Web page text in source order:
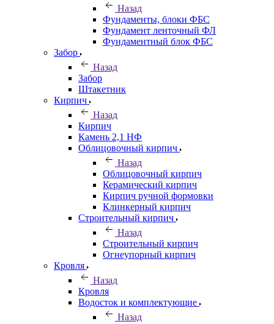
Назад
Фундаменты, блоки ФБС
Фундамент ленточный ФЛ
Фундаментный блок ФБС
Забор
Назад
Забор
Штакетник
Кирпич
Назад
Кирпич
Камень 2,1 НФ
Облицовочный кирпич
Назад
Облицовочный кирпич
Керамический кирпич
Кирпич ручной формовки
Клинкерный кирпич
Строительный кирпич
Назад
Строительный кирпич
Огнеупорный кирпич
Кровля
Назад
Кровля
Водосток и комплектующие
Назад